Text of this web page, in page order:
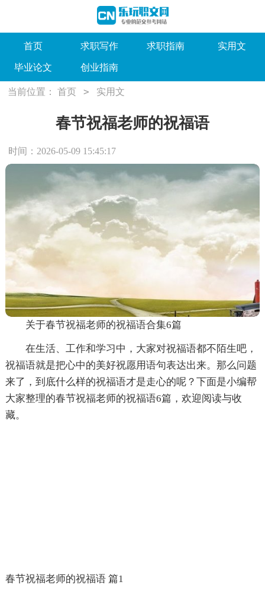
首页 求职写作 求职指南 实用文
毕业论文 创业指南
当前位置： 首页 > 实用文
春节祝福老师的祝福语
时间：2026-05-09 15:45:17
关于春节祝福老师的祝福语合集6篇
在生活、工作和学习中，大家对祝福语都不陌生吧，
祝福语就是把心中的美好祝愿用语句表达出来。那么问题
来了，到底什么样的祝福语才是走心的呢？下面是小编帮
大家整理的春节祝福老师的祝福语6篇，欢迎阅读与收
藏。
春节祝福老师的祝福语 篇1